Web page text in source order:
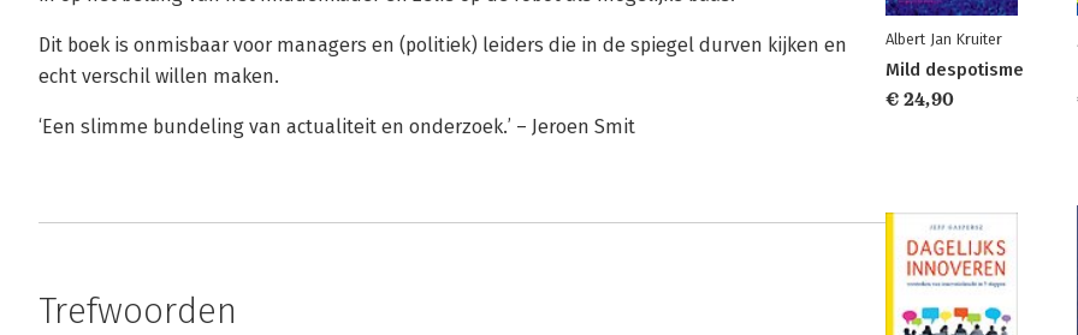
Dit boek is onmisbaar voor managers en (politiek) leiders die in de spiegel durven kijken en
echt verschil willen maken.
‘Een slimme bundeling van actualiteit en onderzoek.’ – Jeroen Smit
Trefwoorden
Albert Jan Kruiter
Mild despotisme
€ 24,90